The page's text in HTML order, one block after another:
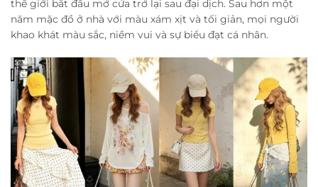
thế giới bắt đầu mở cửa trở lại sau đại dịch. Sau hơn một
năm mặc đồ ở nhà với màu xám xịt và tối giản, mọi người
khao khát màu sắc, niềm vui và sự biểu đạt cá nhân.